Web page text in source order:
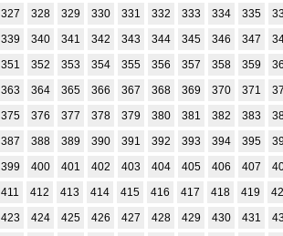
327
328 329 330 331 332 333 334 335
339
340 341 342 343 344 345 346 347
351
352 353 354 355 356 357 358 359
363
364 365 366 367 368 369 370 371
375
376 377 378 379 380 381 382 383
387
388 389 390 391 392 393 394 395
399
400 401 402 403 404 405 406 407
411
412 413 414 415 416 417 418 419
423
424 425 426 427 428 429 430 431